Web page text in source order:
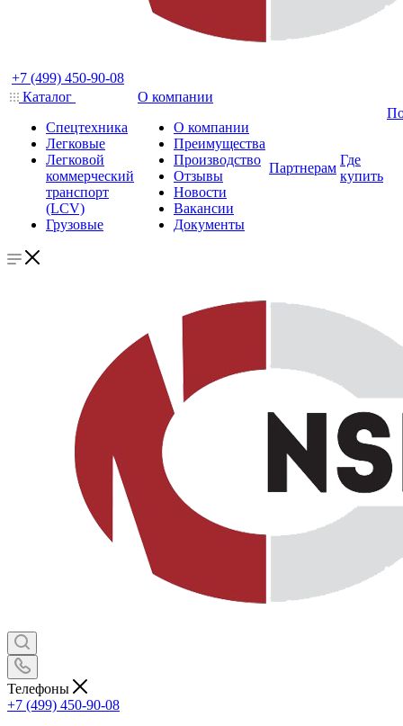
+7 (499) 450-90-08
Каталог
Спецтехника
Легковые
Легковой
коммерческий
транспорт
(LCV)
Грузовые
О компании
О компании
Преимущества
Производство
Отзывы
Новости
Вакансии
Документы
Партнерам
Где
купить
Телефоны
+7 (499) 450-90-08